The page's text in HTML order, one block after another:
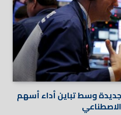
وسط تباين أداء أسهم